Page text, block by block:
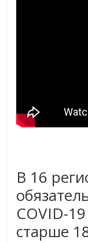
В 16
COVID-
старше